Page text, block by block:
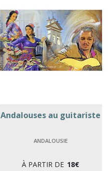
Andalouses au guitariste
ANDALOUSIE
À PARTIR DE 18€